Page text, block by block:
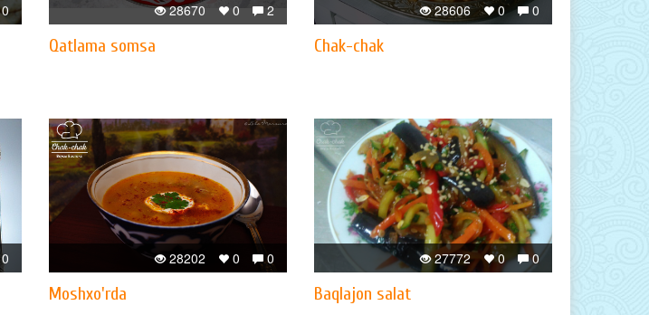
0 2
0
28670
Qatlama somsa
0
0
28606
Chak-chak
0 0
0
28202
Moshxo'rda
0
0
27772
Baqlajon salat